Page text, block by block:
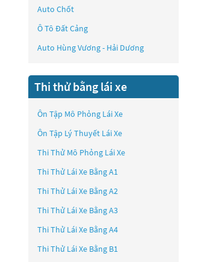
Auto Chốt
Ô Tô Đất Cảng
Auto Hùng Vương - Hải Dương
Thi thử bằng lái xe
Ôn Tập Mô Phỏng Lái Xe
Ôn Tập Lý Thuyết Lái Xe
Thi Thử Mô Phỏng Lái Xe
Thi Thử Lái Xe Bằng A1
Thi Thử Lái Xe Bằng A2
Thi Thử Lái Xe Bằng A3
Thi Thử Lái Xe Bằng A4
Thi Thử Lái Xe Bằng B1